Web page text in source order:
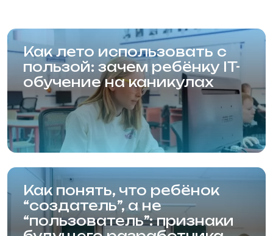
Новосибирская Академия
Информационных Технологий (Академия
НАИТ)
Новосибирск, Красный проспект, 320/1
Карта сайта
Статьи
Сведения от образовательной организации
Правила приёма в образовательную
организацию
Политика конфиденциальности
Политика использования Cookie
Согласие на обработку персональных данных